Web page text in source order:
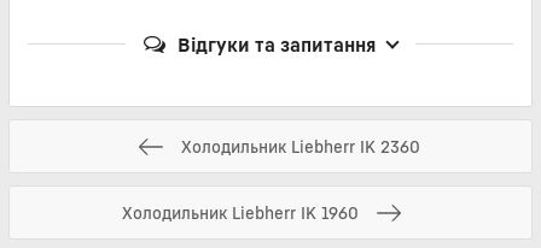
Відгуки та запитання
Холодильник Liebherr IK 2360
Холодильник Liebherr IK 1960